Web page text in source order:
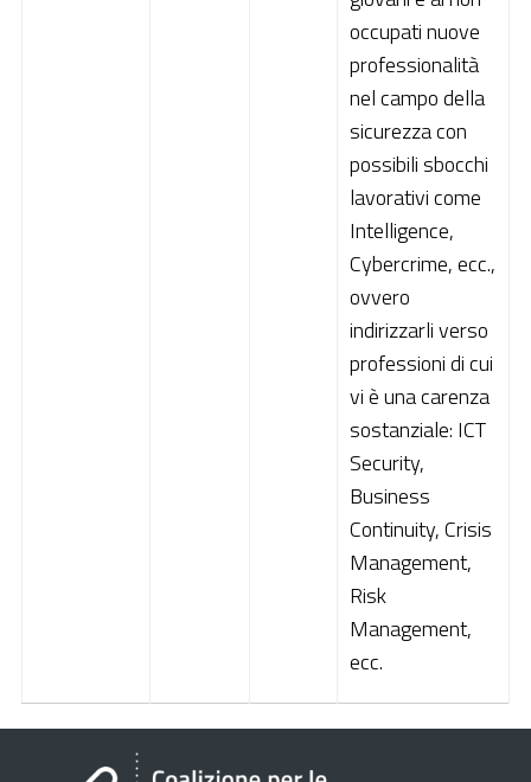
occupati nuove
professionalità
nel campo della
sicurezza con
possibili sbocchi
lavorativi come
Intelligence,
Cybercrime, ecc.,
ovvero
indirizzarli verso
professioni di cui
vi è una carenza
sostanziale: ICT
Security,
Business
Continuity, Crisis
Management,
Risk
Management,
ecc.